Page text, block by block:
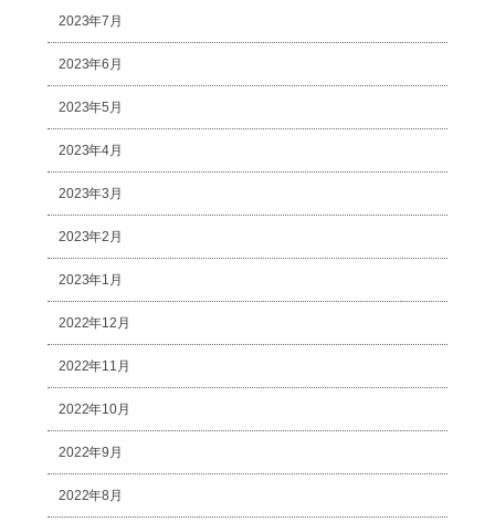
2023年7月
2023年6月
2023年5月
2023年4月
2023年3月
2023年2月
2023年1月
2022年12月
2022年11月
2022年10月
2022年9月
2022年8月